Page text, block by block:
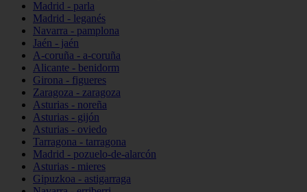
Madrid - parla
Madrid - leganés
Navarra - pamplona
Jaén - jaén
A-coruña - a-coruña
Alicante - benidorm
Girona - figueres
Zaragoza - zaragoza
Asturias - noreña
Asturias - gijón
Asturias - oviedo
Tarragona - tarragona
Madrid - pozuelo-de-alarcón
Asturias - mieres
Gipuzkoa - astigarraga